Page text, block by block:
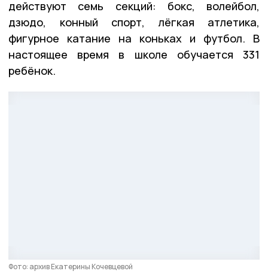
действуют семь секций: бокс, волейбол,
дзюдо, конный спорт, лёгкая атлетика,
фигурное катание на коньках и футбол. В
настоящее время в школе обучается 331
ребёнок.
Фото: архив Екатерины Кочевцевой